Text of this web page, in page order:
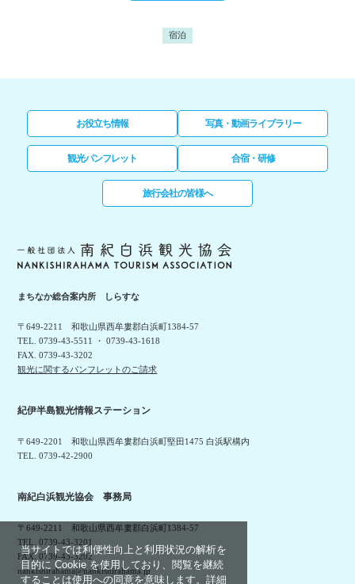
当サイトでは利便性向上と利用状況の解析を
目的に Cookie を使用しており、閲覧を継続
することは使用への同意を意味します。詳細
宿泊
お役立ち情報 写真・動画ライブラリー
観光パンフレット 合宿・研修
旅行会社の皆様へ
まちなか総合案内所 しらすな
〒649-2211 和歌山県西牟婁郡白浜町1384-57
TEL. 0739-43-5511 ・ 0739-43-1618
FAX. 0739-43-3202
観光に関するパンフレットのご請求
紀伊半島観光情報ステーション
〒649-2201 和歌山県西牟婁郡白浜町堅田1475 白浜駅構内
TEL. 0739-42-2900
南紀白浜観光協会 事務局
〒649-2211 和歌山県西牟婁郡白浜町1384-57
TEL. 0739-43-3201
FAX. 0739-43-3202
nankishirahama@nankishirahama.jp